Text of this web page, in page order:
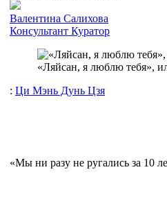
Валентина Салихова
Консультант Куратор
«Ляйсан, я люблю тебя»,
: Ци Мэнь Дунь Цзя
«Мы ни разу не ругались за 10